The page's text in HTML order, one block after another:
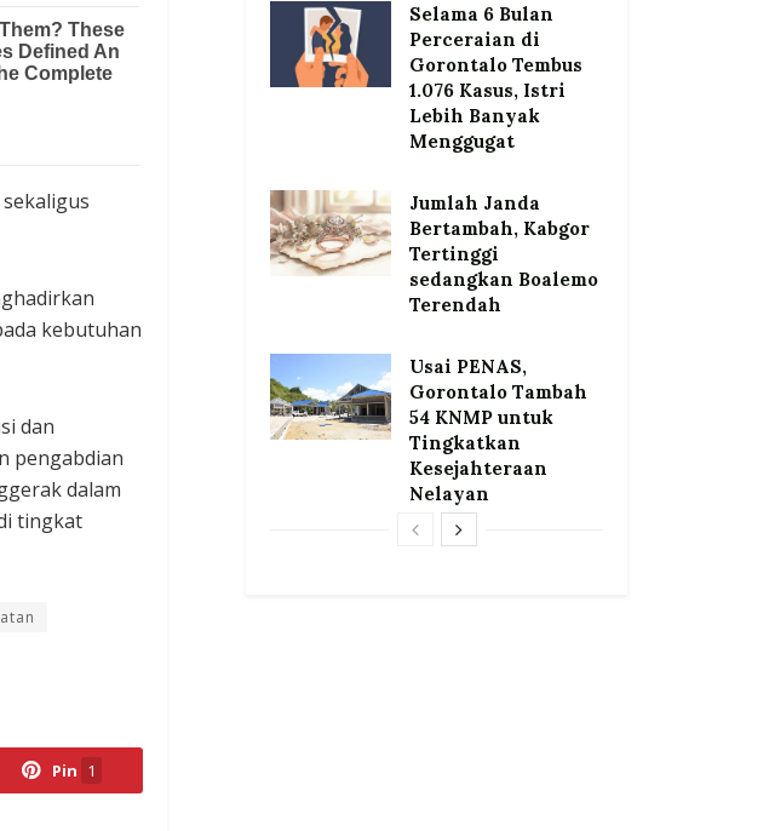
kebutuhan
dan
pengabdian
dalam
tingkat
Pin 1
Selama 6 Bulan
Perceraian di
Gorontalo Tembus
1.076 Kasus, Istri
Lebih Banyak
Menggugat
Jumlah Janda
Bertambah, Kabgor
Tertinggi
sedangkan Boalemo
Terendah
Usai PENAS,
Gorontalo Tambah
54 KNMP untuk
Tingkatkan
Kesejahteraan
Nelayan